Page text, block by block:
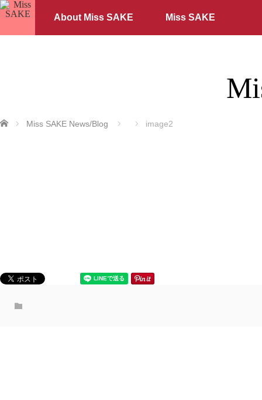
About Miss SAKE Miss SAKE
ホーム Miss SAKE News/Blog image2